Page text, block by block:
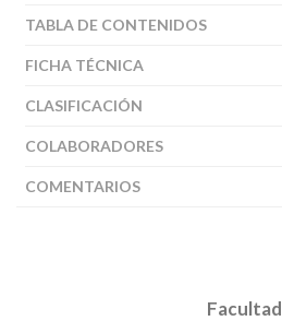
TABLA DE CONTENIDOS
FICHA TÉCNICA
CLASIFICACIÓN
COLABORADORES
COMENTARIOS
Facultad